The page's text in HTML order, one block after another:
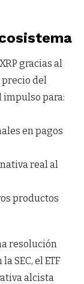
gracias al
del
impulso para:
en pagos
real al
productos
resolución
SEC, el ETF
alcista